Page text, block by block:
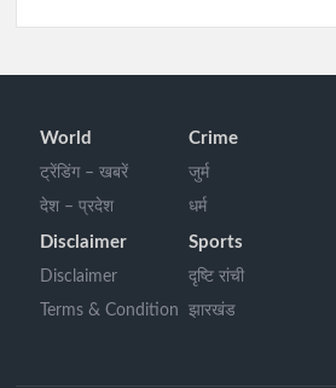
World
ट्रेंडिंग – खबरें
देश – प्रदेश
Crime
जुर्म
धर्म
Disclaimer
Disclaimer
Terms & Condition
Sports
दृष्टि रांची
झारखंड